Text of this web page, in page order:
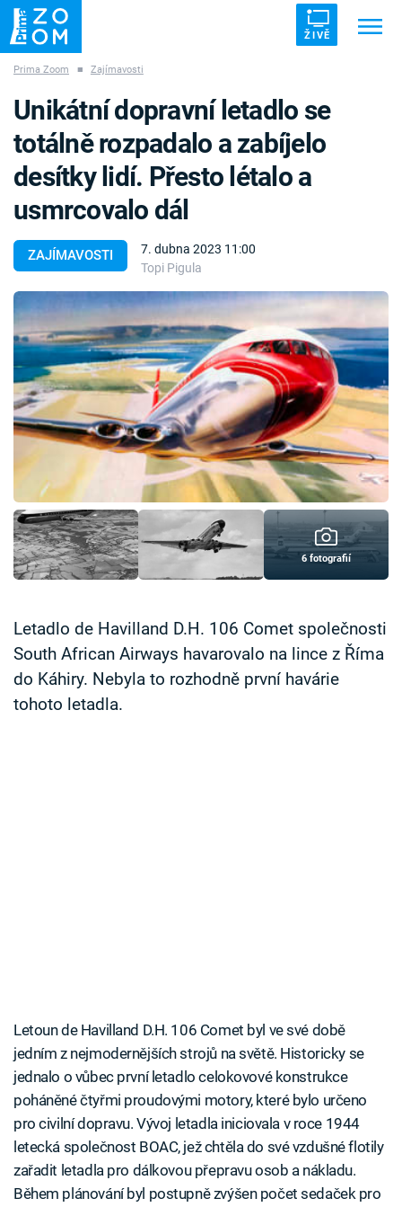
ŽIVĚ
ZÁHADY VETŘELCI DÁVNOVĚKU
Témata
Témata
Pořady
TV Program
Časopis
Sledujte prima+
Přihlášení
Prima Zoom ■ Zajímavosti
ZAJÍMAVOSTI
7. dubna 2023 11:00
Topi Pigula
Unikátní dopravní letadlo se
totálně rozpadalo a zabíjelo
desítky lidí. Přesto létalo a
usmrcovalo dál
6 fotografií
Letadlo de Havilland D.H. 106 Comet společnosti
South African Airways havarovalo na lince z Říma
do Káhiry. Nebyla to rozhodně první havárie
tohoto letadla.
Letoun de Havilland D.H. 106 Comet byl ve své době
jedním z nejmodernějších strojů na světě. Historicky se
jednalo o vůbec první letadlo celokovové konstrukce
poháněné čtyřmi proudovými motory, které bylo určeno
pro civilní dopravu. Vývoj letadla iniciovala v roce 1944
letecká společnost BOAC, jež chtěla do své vzdušné flotily
zařadit letadla pro dálkovou přepravu osob a nákladu.
Během plánování byl postupně zvýšen počet sedaček pro